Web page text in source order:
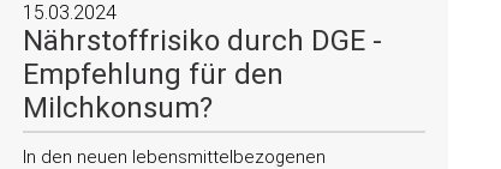
15.03.2024
Nährstoffrisiko durch DGE -
Empfehlung für den
Milchkonsum?
In den neuen lebensmittelbezogenen